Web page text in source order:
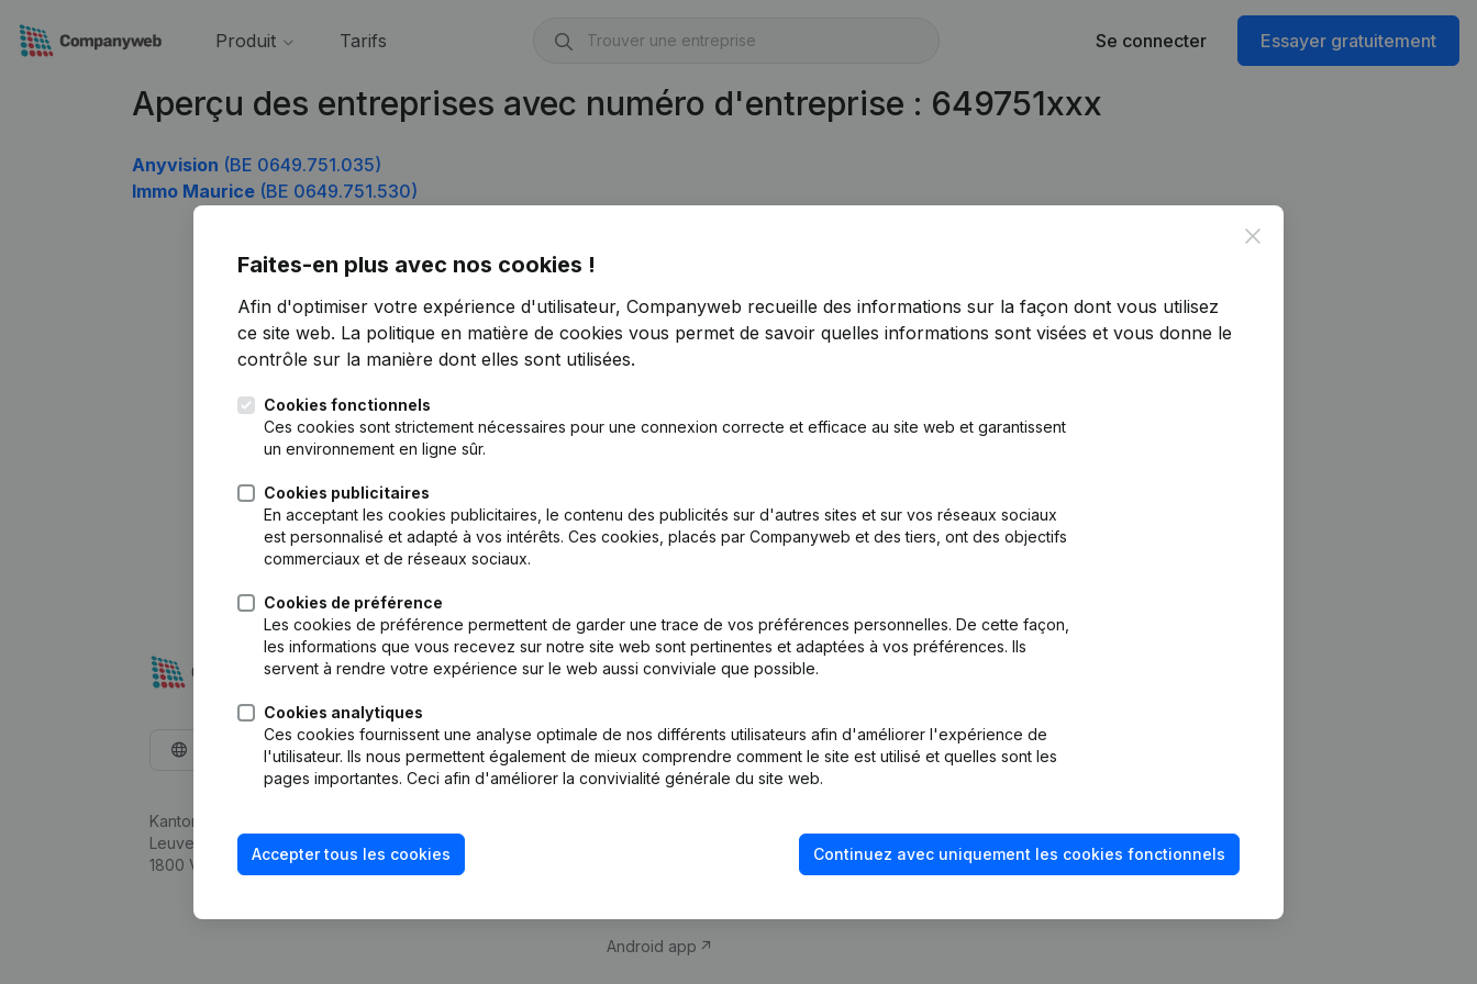
Produit Tarifs Se connecter Essayer gratuitement
Aperçu des entreprises avec numéro d'entreprise : 649751xxx
Anyvision (BE 0649.751.035)
Immo Maurice (BE 0649.751.530)
Close
Faites-en plus avec nos cookies !
Afin d'optimiser votre expérience d'utilisateur, Companyweb recueille des informations sur la façon dont vous utilisez
ce site web. La politique en matière de cookies vous permet de savoir quelles informations sont visées et vous donne le
contrôle sur la manière dont elles sont utilisées.
Cookies fonctionnels
Ces cookies sont strictement nécessaires pour une connexion correcte et efficace au site web et garantissent
un environnement en ligne sûr.
Cookies publicitaires
En acceptant les cookies publicitaires, le contenu des publicités sur d'autres sites et sur vos réseaux sociaux
est personnalisé et adapté à vos intérêts. Ces cookies, placés par Companyweb et des tiers, ont des objectifs
commerciaux et de réseaux sociaux.
Cookies de préférence
Les cookies de préférence permettent de garder une trace de vos préférences personnelles. De cette façon,
les informations que vous recevez sur notre site web sont pertinentes et adaptées à vos préférences. Ils
servent à rendre votre expérience sur le web aussi conviviale que possible.
Cookies analytiques
Ces cookies fournissent une analyse optimale de nos différents utilisateurs afin d'améliorer l'expérience de
l'utilisateur. Ils nous permettent également de mieux comprendre comment le site est utilisé et quelles sont les
pages importantes. Ceci afin d'améliorer la convivialité générale du site web.
Accepter tous les cookies Continuez avec uniquement les cookies fonctionnels
Français
Kantorenpark Everest
Leuvensesteenweg 248D,
1800 Vilvoorde
Produit
d’entreprise
Monitoring
Android app
fraude
Consulter des comptes annuels
Vérification de la solvabilité